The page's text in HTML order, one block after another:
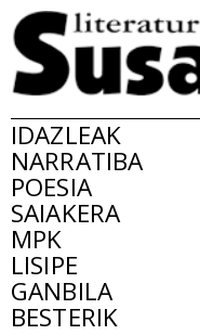
IDAZLEAK
NARRATIBA
POESIA
SAIAKERA
MPK
LISIPE
GANBILA
BESTERIK